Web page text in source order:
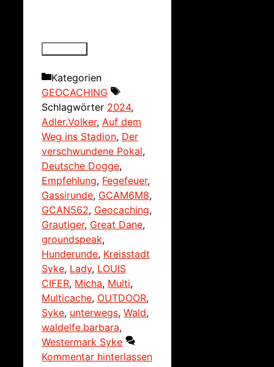
Kategorien
GEOCACHING
Schlagwörter 2024,
Adler.Volker, Auf dem
Weg ins Stadion, Der
verschwundene Pokal,
Deutsche Dogge,
Empfehlung, Fegefeuer,
Gassirunde, GCAM6M8,
GCAN562, Geocaching,
Grautiger, Great Dane,
groundspeak,
Hunderunde, Kreisstadt
Syke, Lady, LOUIS
CIFER, Micha, Multi,
Multicache, OUTDOOR,
Syke, unterwegs, Wald,
waldelfe.barbara,
Westermark Syke
Kommentar hinterlassen